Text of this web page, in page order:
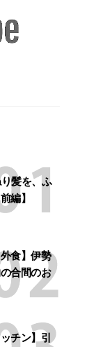
髪を、ふ
編】
食】伊勢
合間のお
チン】引